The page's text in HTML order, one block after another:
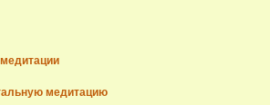
медитацию